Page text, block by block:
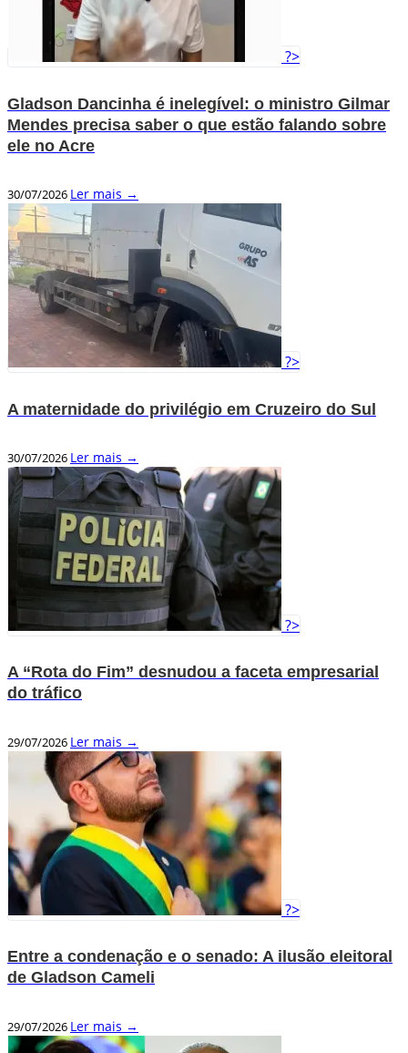
?>
Gladson Dancinha é inelegível: o ministro Gilmar
Mendes precisa saber o que estão falando sobre
ele no Acre
30/07/2026 Ler mais →
?>
A maternidade do privilégio em Cruzeiro do Sul
30/07/2026 Ler mais →
?>
A “Rota do Fim” desnudou a faceta empresarial
do tráfico
29/07/2026 Ler mais →
?>
Entre a condenação e o senado: A ilusão eleitoral
de Gladson Cameli
29/07/2026 Ler mais →